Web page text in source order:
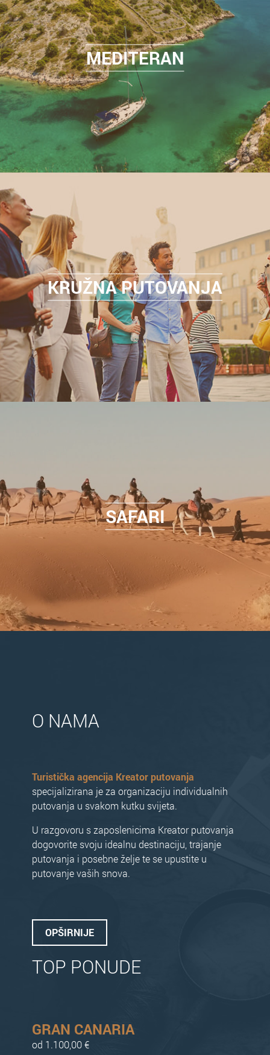
MEDITERAN
KRUŽNA PUTOVANJA
SAFARI
O NAMA
Turistička agencija Kreator putovanja
specijalizirana je za organizaciju individualnih
putovanja u svakom kutku svijeta.
U razgovoru s zaposlenicima Kreator putovanja
dogovorite svoju idealnu destinaciju, trajanje
putovanja i posebne želje te se upustite u
putovanje vaših snova.
OPŠIRNIJE
TOP PONUDE
GRAN CANARIA
od 1.100,00 €